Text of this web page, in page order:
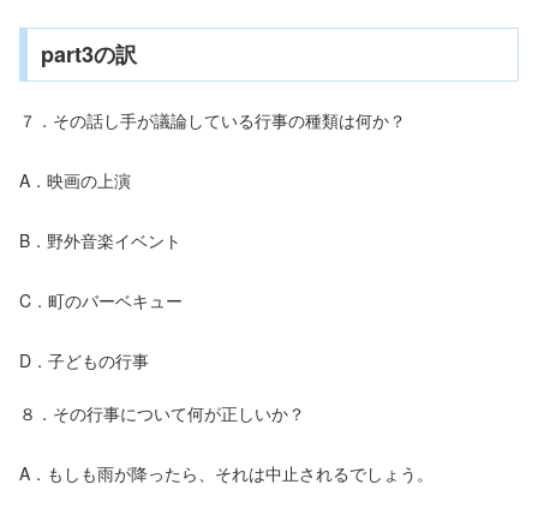
part3の訳
７．その話し手が議論している行事の種類は何か？
A．映画の上演
B．野外音楽イベント
C．町のバーベキュー
D．子どもの行事
８．その行事について何が正しいか？
A．もしも雨が降ったら、それは中止されるでしょう。